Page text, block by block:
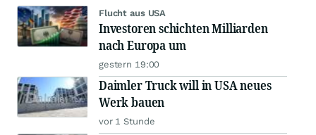
Flucht aus USA
Investoren schichten Milliarden
nach Europa um
gestern 19:00
Daimler Truck will in USA neues
Werk bauen
vor 1 Stunde